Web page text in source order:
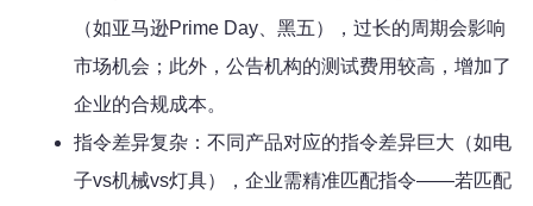
（如亚马逊Prime Day、黑五），过长的周期会影响
市场机会；此外，公告机构的测试费用较高，增加了
企业的合规成本。
指令差异复杂：不同产品对应的指令差异巨大（如电
子vs机械vs灯具），企业需精准匹配指令——若匹配